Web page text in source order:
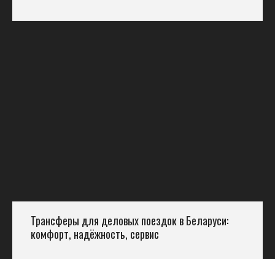
Трансферы для деловых поездок в Беларуси:
комфорт, надёжность, сервис